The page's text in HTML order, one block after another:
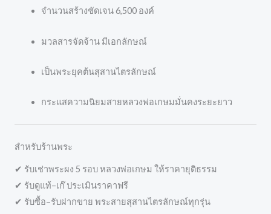
จำนวนสร้างชัดเจน 6,500 องค์
มวลสารจัดจ้าน มีเอกลักษณ์
เป็นพระยุคต้นสุสานไตรลักษณ์
กระแสความนิยมสายหลวงพ่อเกษมมั่นคงระยะยาว
สำหรับร้านพระ
✔ รับเช่าพระผง 5 รอบ หลวงพ่อเกษม ให้ราคายุติธรรม
✔ รับดูแท้–เก๊ ประเมินราคาฟรี
✔ รับซื้อ–รับฝากขาย พระสายสุสานไตรลักษณ์ทุกรุ่น